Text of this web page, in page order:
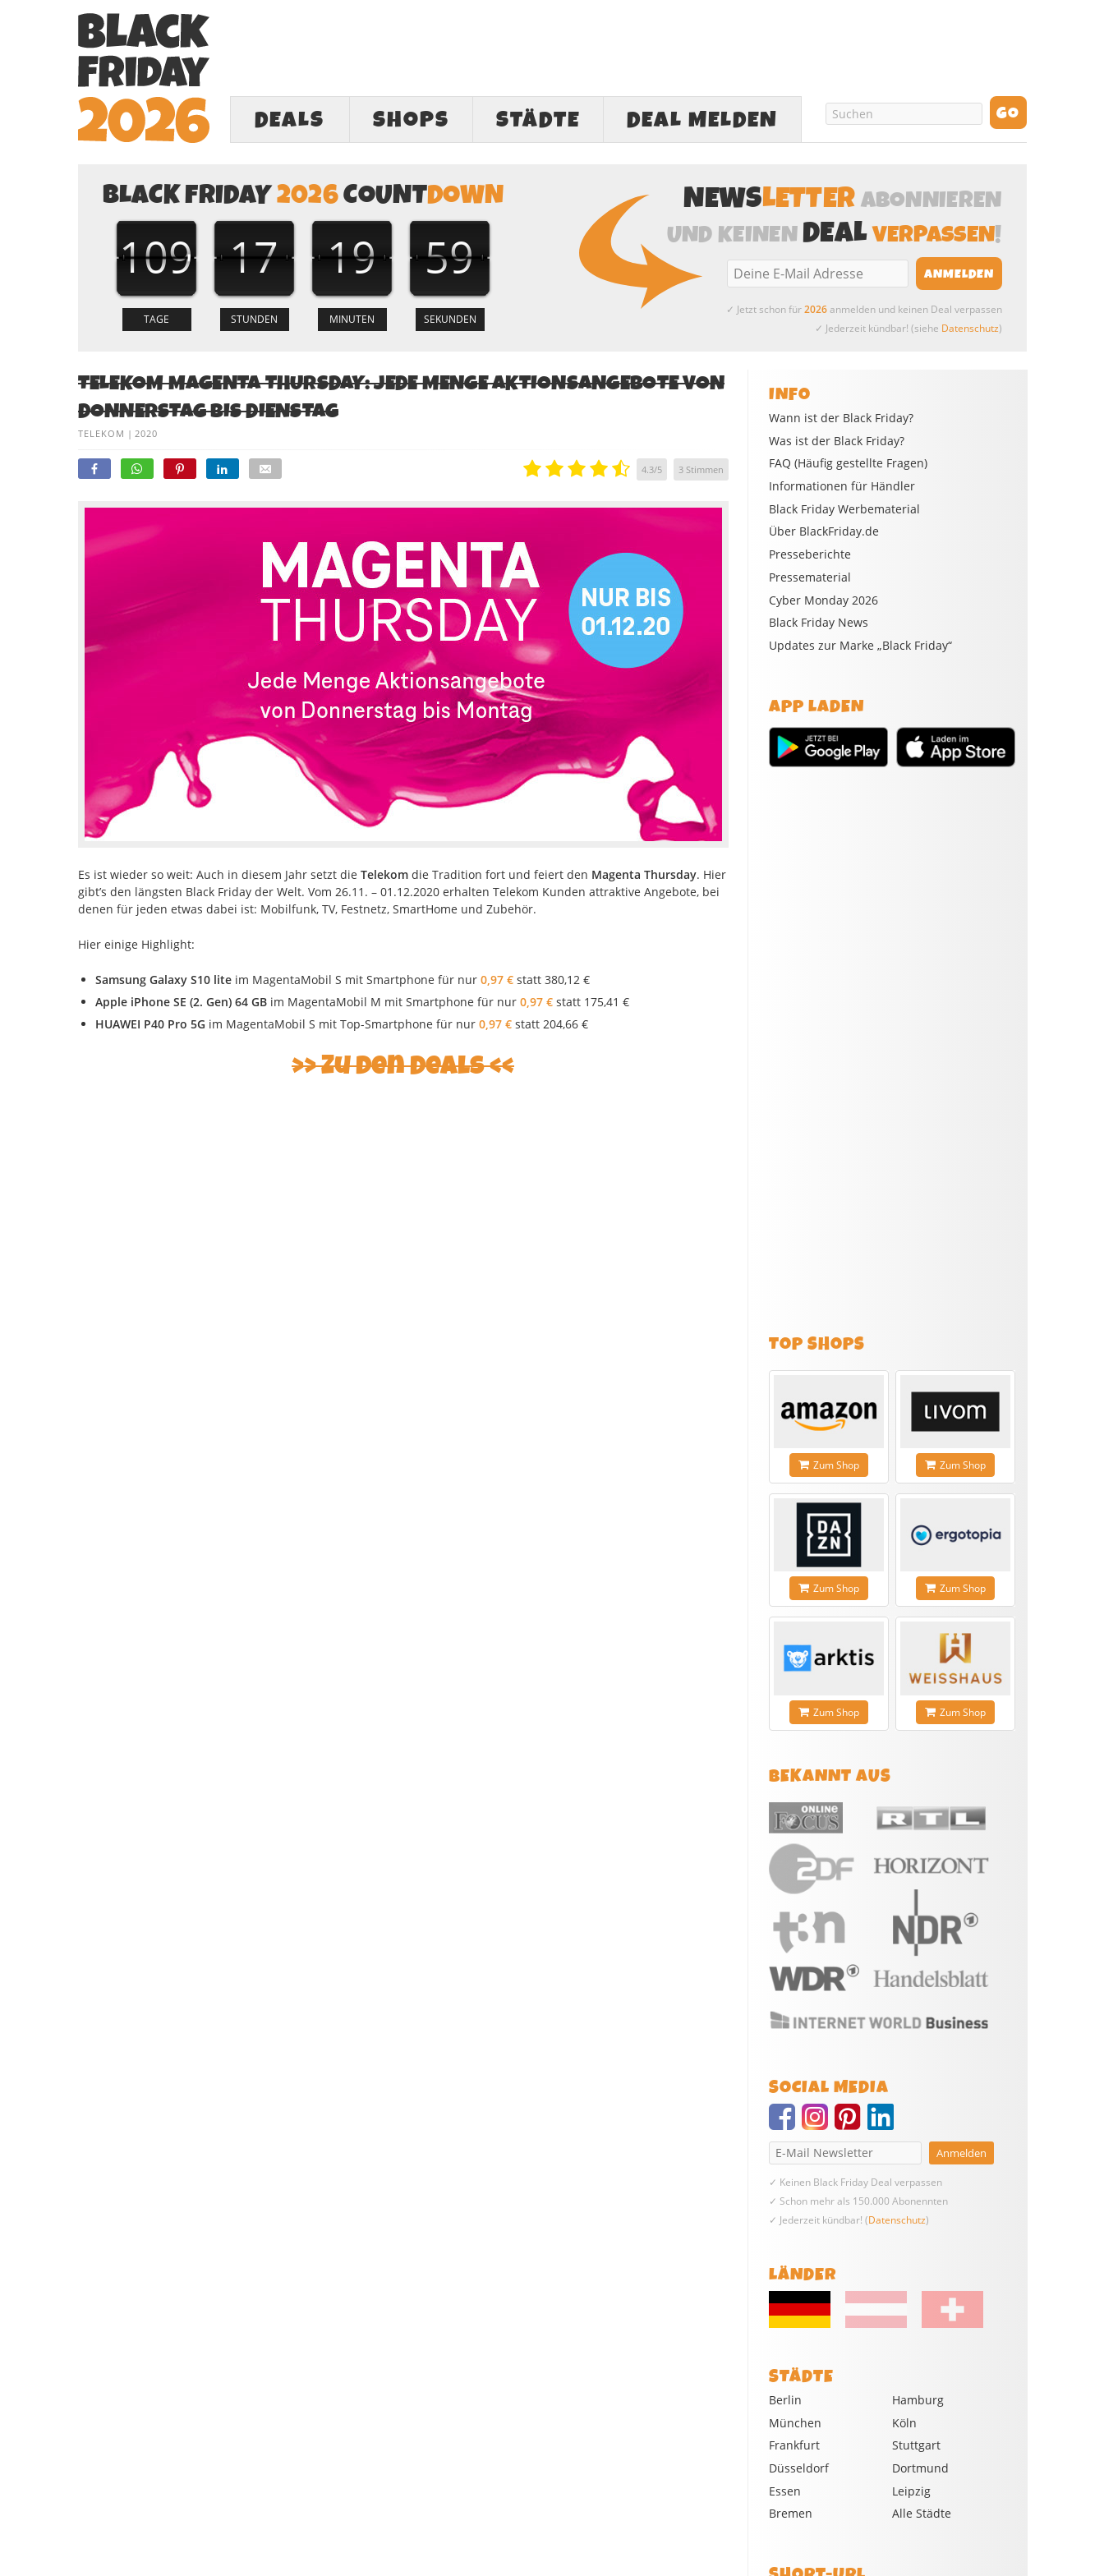
DEALS SHOPS STÄDTE DEAL MELDEN
BLACK FRIDAY2026COUNTDOWN
109 17 19 58
NEWSLETTERABONNIEREN
UND KEINENDEALVERPASSEN!
✓ Jetzt schon für2026anmelden und keinen Deal verpassen
✓ Jederzeit kündbar! (siehe Datenschutz)
TELEKOM MAGENTA THURSDAY: JEDE MENGE AKTIONSANGEBOTE VON
DONNERSTAG BIS DIENSTAG
TELEKOM | 2020
4.3/5 3Stimmen
Es ist wieder so weit: Auch in diesem Jahr setzt die Telekomdie Tradition fort und feiert den Magenta Thursday. Hier
gibt’s den längsten Black Friday der Welt. Vom 26.11. – 01.12.2020 erhalten Telekom Kunden attraktive Angebote, bei
denen für jeden etwas dabei ist: Mobilfunk, TV, Festnetz, SmartHome und Zubehör.
Hier einige Highlight:
Samsung Galaxy S10 lite im MagentaMobil S mit Smartphone für nur0,97 € statt 380,12 €
Apple iPhone SE (2. Gen) 64 GB im MagentaMobil M mit Smartphone für nur0,97 € statt 175,41 €
HUAWEI P40 Pro 5G im MagentaMobil S mit Top-Smartphone für nur0,97 € statt 204,66 €
Zu den Deals
INFO
Wann ist der Black Friday?
Was ist der Black Friday?
FAQ (Häufig gestellte Fragen)
Informationen für Händler
Black Friday Werbematerial
Über BlackFriday.de
Presseberichte
Pressematerial
Cyber Monday 2026
Black Friday News
Updates zur Marke „Black Friday“
APP LADEN
TOP SHOPS
Zum Shop Zum Shop
Zum Shop Zum Shop
Zum Shop Zum Shop
BEKANNT AUS
SOCIAL MEDIA
✓ Keinen Black Friday Deal verpassen
✓ Schon mehr als 150.000 Abonennten
✓ Jederzeit kündbar! (Datenschutz)
LÄNDER
STÄDTE
Berlin
Hamburg
München
Köln
Frankfurt
Stuttgart
Düsseldorf
Dortmund
Essen
Leipzig
Bremen
Alle Städte